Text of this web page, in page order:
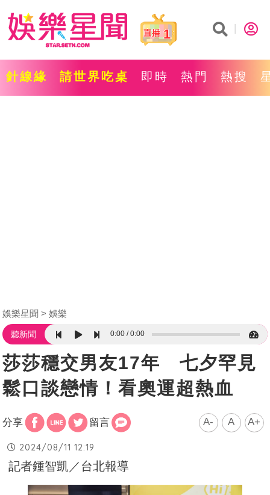
1
針線緣 請世界吃桌 即時 熱門 熱搜
娛樂星聞 娛樂
聽新聞 0:00 0:00
莎莎穩交男友17年 七夕罕見
鬆口談戀情！看奧運超熱血
分享 留言 A- A A+
2024/08/11 12:19
記者鍾智凱／台北報導